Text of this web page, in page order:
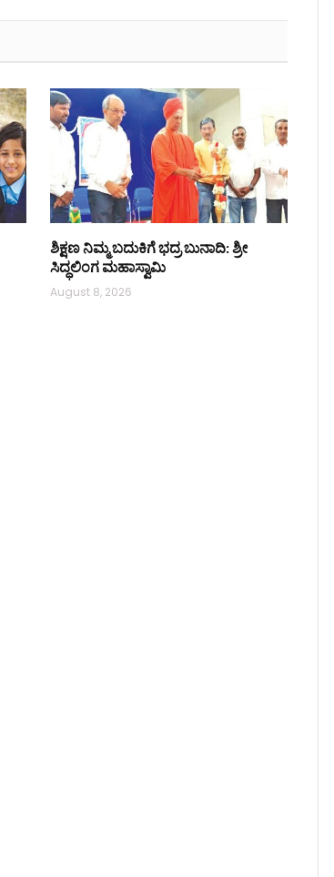
ಶಿಕ್ಷಣ ನಿಮ್ಮ ಬದುಕಿಗೆ ಭದ್ರ ಬುನಾದಿ: ಶ್ರೀ
ಸಿದ್ಧಲಿಂಗ ಮಹಾಸ್ವಾಮಿ
August 8, 2026